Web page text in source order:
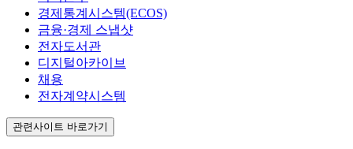
경제통계시스템(ECOS)
금융·경제 스냅샷
전자도서관
디지털아카이브
채용
전자계약시스템
관련사이트 바로가기